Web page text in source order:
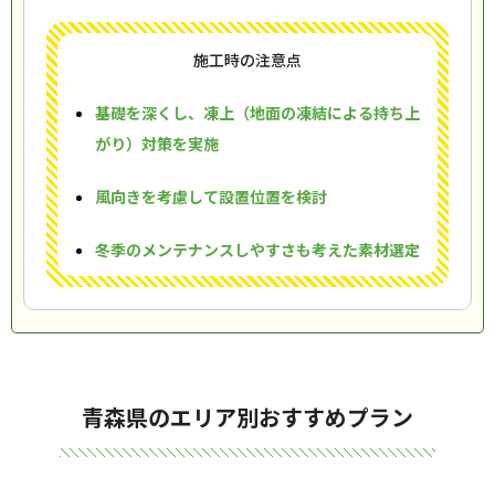
施工時の注意点
基礎を深くし、凍上（地面の凍結による持ち上
がり）対策を実施
風向きを考慮して設置位置を検討
冬季のメンテナンスしやすさも考えた素材選定
青森県のエリア別おすすめプラン